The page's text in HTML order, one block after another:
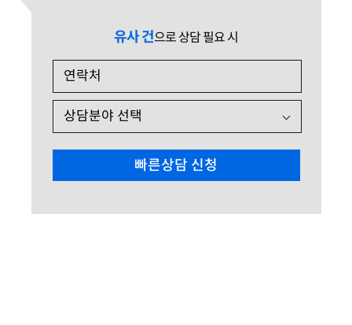
유사 건으로 상담 필요 시